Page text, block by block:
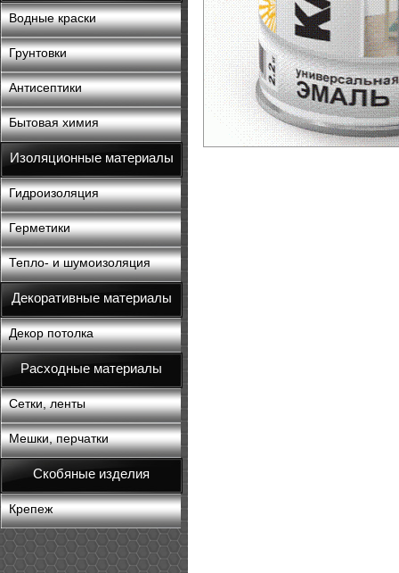
Водные краски
Грунтовки
Антисептики
Бытовая химия
Изоляционные материалы
Гидроизоляция
Герметики
Тепло- и шумоизоляция
Декоративные материалы
Декор потолка
Расходные материалы
Сетки, ленты
Мешки, перчатки
Скобяные изделия
Крепеж